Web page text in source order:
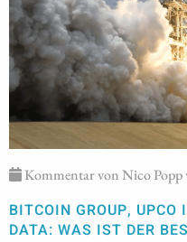
Kommentar von Nico Popp
BITCOIN GROUP,
DATA: WAS IST DER